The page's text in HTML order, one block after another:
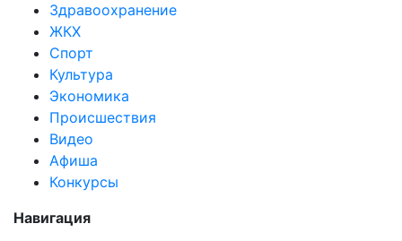
Здравоохранение
ЖКХ
Спорт
Культура
Экономика
Происшествия
Видео
Афиша
Конкурсы
Навигация